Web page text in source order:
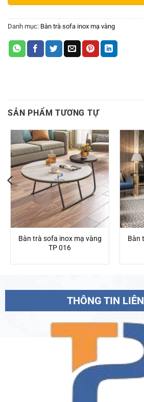
Danh mục: Bàn trà sofa inox mạ vàng
SẢN PHẨM TƯƠNG TỰ
Bàn trà sofa inox mạ vàng
TP 016
Bàn
THÔNG TIN